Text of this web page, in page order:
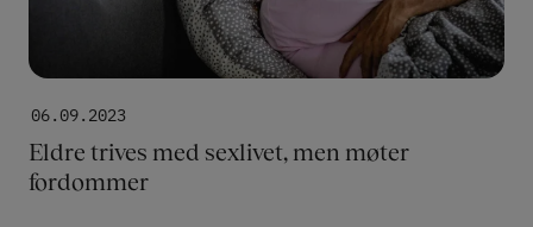
06.09.2023
Eldre trives med sexlivet, men møter
fordommer